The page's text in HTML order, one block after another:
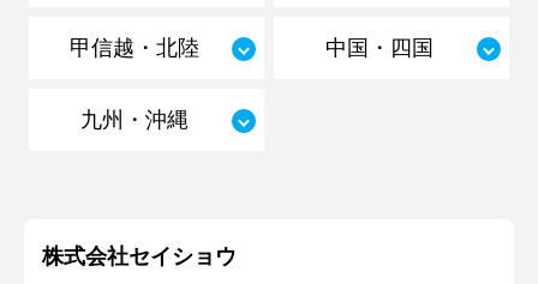
甲信越・北陸 中国・四国
九州・沖縄
株式会社セイショウ